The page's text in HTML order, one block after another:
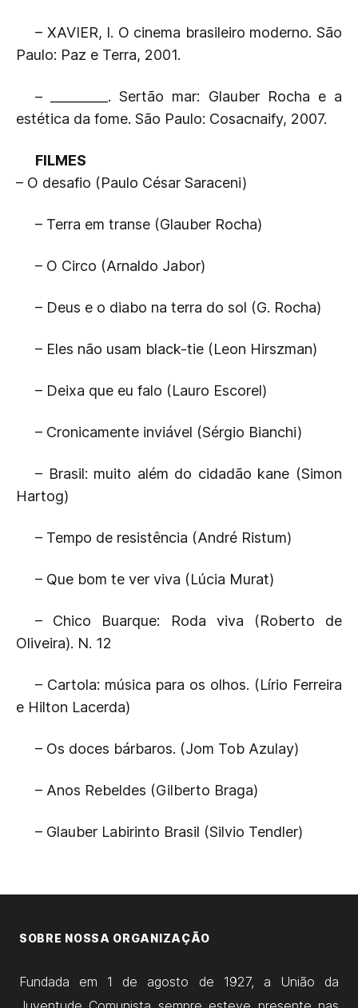
– XAVIER, I. O cinema brasileiro moderno. São
Paulo: Paz e Terra, 2001.
– _________. Sertão mar: Glauber Rocha e a
estética da fome. São Paulo: Cosacnaify, 2007.
FILMES
– O desafio (Paulo César Saraceni)
– Terra em transe (Glauber Rocha)
– O Circo (Arnaldo Jabor)
– Deus e o diabo na terra do sol (G. Rocha)
– Eles não usam black-tie (Leon Hirszman)
– Deixa que eu falo (Lauro Escorel)
– Cronicamente inviável (Sérgio Bianchi)
– Brasil: muito além do cidadão kane (Simon
Hartog)
– Tempo de resistência (André Ristum)
– Que bom te ver viva (Lúcia Murat)
– Chico Buarque: Roda viva (Roberto de
Oliveira). N. 12
– Cartola: música para os olhos. (Lírio Ferreira
e Hilton Lacerda)
– Os doces bárbaros. (Jom Tob Azulay)
– Anos Rebeldes (Gilberto Braga)
– Glauber Labirinto Brasil (Silvio Tendler)
SOBRE NOSSA ORGANIZAÇÃO
Fundada em 1 de agosto de 1927, a União da